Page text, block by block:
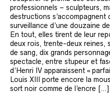
professionnels – sculpteurs,
destructions s’accompagnent
surveillance d’une douzaine
En tout, elles tirent de leur
deux rois, trente-deux reines,
de sang, dix grands
spectacle, entre stupeur et
d’Henri IV apparaissent «
Louis XIII porte encore la
sort noir comme de l’encre […]